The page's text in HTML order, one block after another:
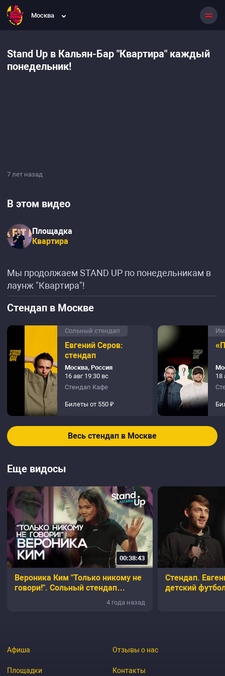
Москва
Stand Up в Кальян-Бар "Квартира" каждый
понедельник!
7 лет назад
В этом видео
Площадка
Квартира
Мы продолжаем STAND UP по понедельникам в
лаунж "Квартира"!
Стендап в Москве
Сольный стендап
Евгений Серов:
стендап
Москва, Россия
16 авг 19:30 вс
Стендап Кафе
Билеты от 550 ₽
18
Весь стендап в Москве
Еще видосы
00:38:43
Вероника Ким "Только никому не
говори!". Сольный стендап
4 года назад
Стендап.
детский
Афиша
Площадки
Отзывы о нас
Контакты